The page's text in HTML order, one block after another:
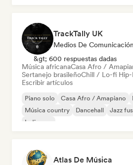
TrackTally UK
Medios De
&gt; 600 respuestas dadas
Música africanaCasa Afro /
Sertanejo brasileñoChill / Lo-fi Hip-
Escribir artículos
Piano solo Casa Afro / Amapiano
Música country
Dancehall Jazz
Indie pop
Atlas De Música